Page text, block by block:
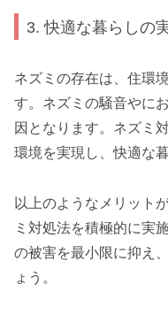
3. 快適な暮らしの
ネズミの存在は、住環
す。ネズミの騒音やに
因となります。ネズミ
環境を実現し、快適な
以上のようなメリット
ミ対処法を積極的に実
の被害を最小限に抑え
ょう。